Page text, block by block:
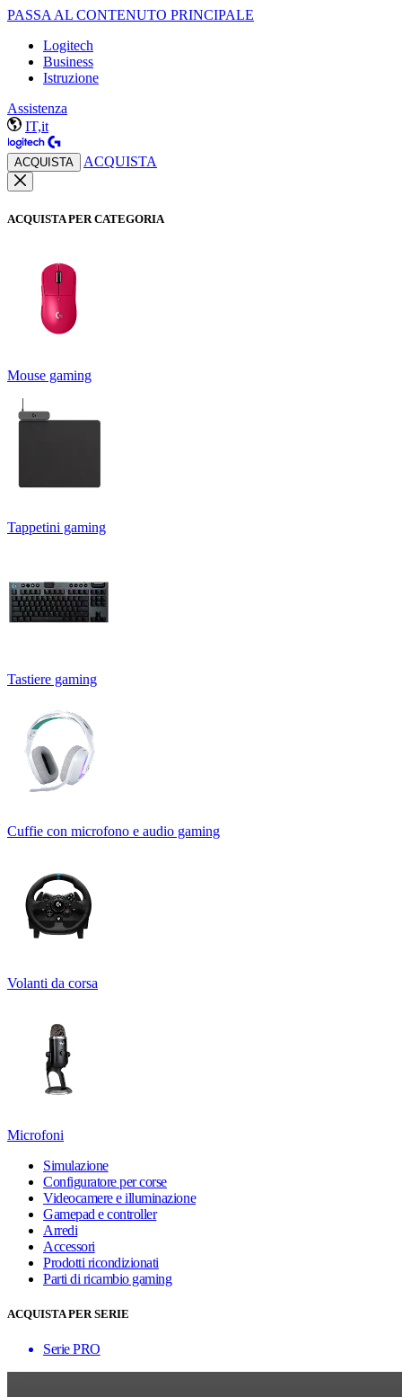
PASSA AL CONTENUTO PRINCIPALE
Logitech
Business
Istruzione
Assistenza
IT,it
ACQUISTA ACQUISTA
ACQUISTA PER CATEGORIA
Mouse gaming
Tappetini gaming
Tastiere gaming
Cuffie con microfono e audio gaming
Volanti da corsa
Microfoni
Simulazione
Configuratore per corse
Videocamere e illuminazione
Gamepad e controller
Arredi
Accessori
Prodotti ricondizionati
Parti di ricambio gaming
ACQUISTA PER SERIE
Serie PRO